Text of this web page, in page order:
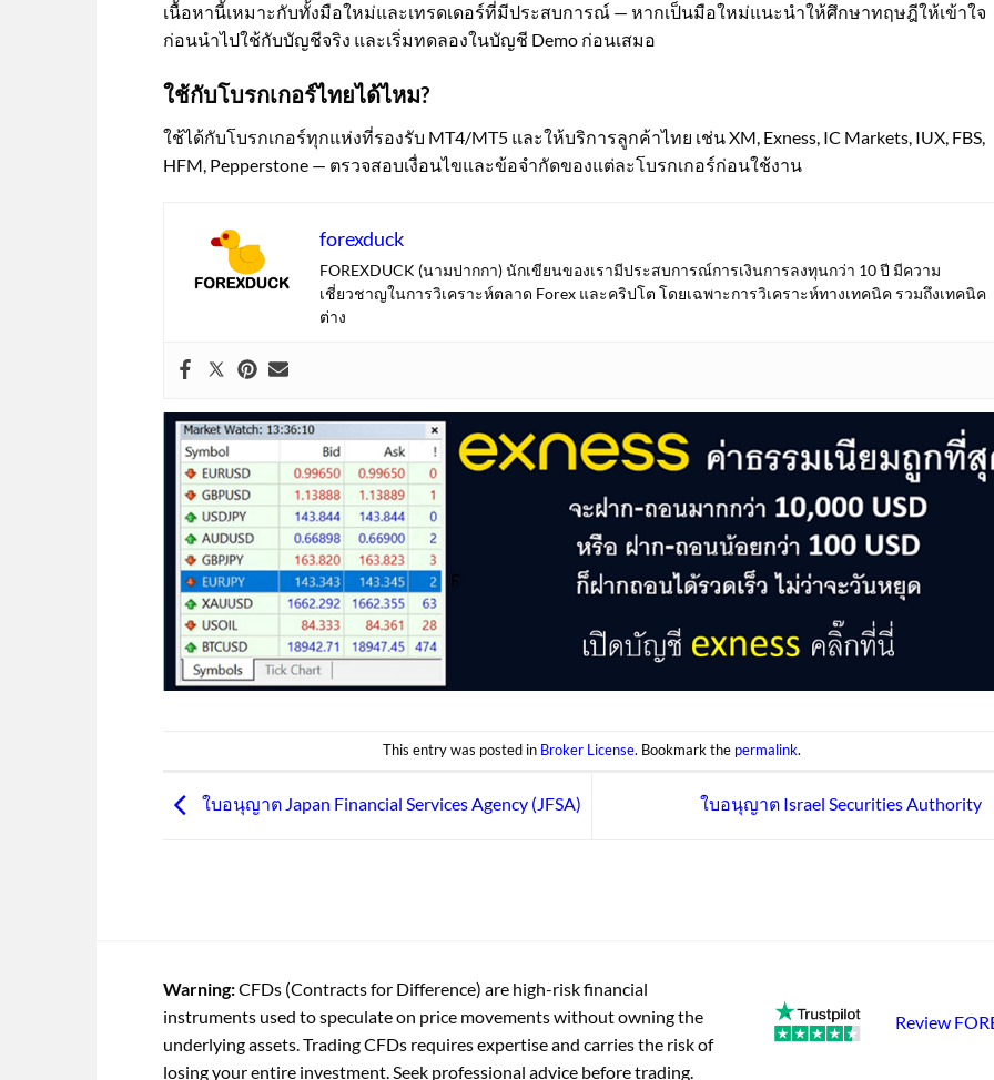
เนื้อหานี้เหมาะกับทั้งมือใหม่และเทรดเดอร์ที่มีประสบการณ์ — หากเป็นมือใหม่แนะนำให้ศึกษาทฤษฎีให้เข้าใจ
ก่อนนำไปใช้กับบัญชีจริง และเริ่มทดลองในบัญชี Demo ก่อนเสมอ
ใช้กับโบรกเกอร์ไทยได้ไหม?
ใช้ได้กับโบรกเกอร์ทุกแห่งที่รองรับ MT4/MT5 และให้บริการลูกค้าไทย เช่น XM, Exness, IC Markets, IUX, FBS,
HFM, Pepperstone — ตรวจสอบเงื่อนไขและข้อจำกัดของแต่ละโบรกเกอร์ก่อนใช้งาน
forexduck
FOREXDUCK (นามปากกา) นักเขียนของเรามีประสบการณ์การเงินการลงทุนกว่า 10 ปี มีความ
เชี่ยวชาญในการวิเคราะห์ตลาด Forex และคริปโต โดยเฉพาะการวิเคราะห์ทางเทคนิค รวมถึงเทคนิค
ต่าง
This entry was posted in Broker License. Bookmark the permalink.
ใบอนุญาต Japan Financial Services Agency (JFSA) ใบอนุญาต Israel Securities Authority
Warning:CFDs (Contracts for Difference) are high-risk financial
instruments used to speculate on price movements without owning the
underlying assets. Trading CFDs requires expertise and carries the risk of
losing your entire investment. Seek professional advice before trading.
Review